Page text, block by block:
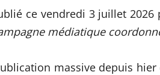
ce vendredi 3 juillet
médiatique
massive depuis